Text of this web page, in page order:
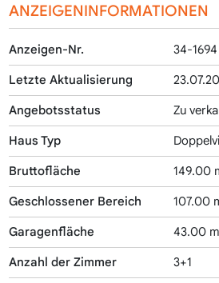
ANZEIGENINFORMATIONEN
Anzeigen-Nr. 34-1694
Letzte Aktualisierung
Angebotsstatus Zu
Haus Typ
Bruttofläche 149.00
Geschlossener Bereich 107.00
Garagenfläche 43.00 m
Anzahl der Zimmer 3+1